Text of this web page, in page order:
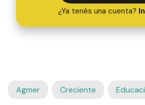
¿Ya tenés una cuenta?
Agmer Creciente